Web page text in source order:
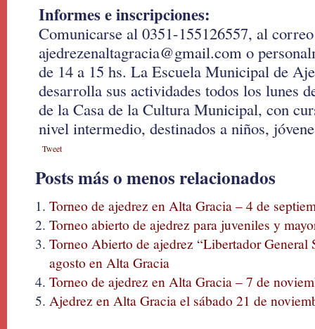
Informes e inscripciones:
Comunicarse al 0351-155126557, al
ajedrezenaltagracia@gmail.com o
de 14 a 15 hs. La Escuela Municipal de
desarrolla sus actividades todos los lunes
de la Casa de la Cultura Municipal, con
nivel intermedio, destinados a niños,
Tweet
Posts más o menos relacionados
Torneo de ajedrez en Alta Gracia – 4 de
Torneo abierto de ajedrez para juveniles y
Torneo Abierto de ajedrez “Libertador General
agosto en Alta Gracia
Torneo de ajedrez en Alta Gracia – 7 de
Ajedrez en Alta Gracia el sábado 21 de